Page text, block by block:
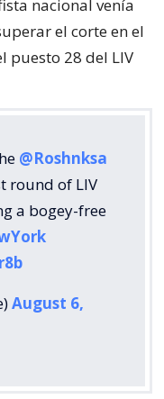
nacional venía
el corte en el
puesto 28 del LIV
@Roshnksa
round of LIV
a bogey-free
August 6,